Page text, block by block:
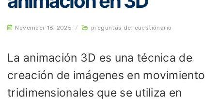
November 16, 2025 / preguntas del cuestionario
La animación 3D es una técnica de
creación de imágenes en movimiento
tridimensionales que se utiliza en